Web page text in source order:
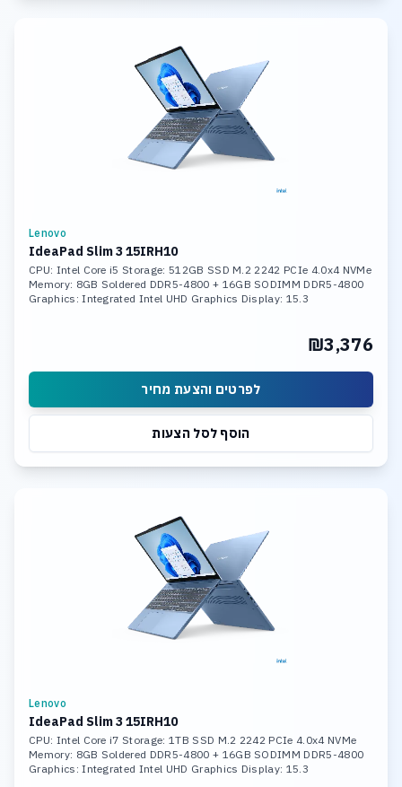
Lenovo
IdeaPad Slim 3 15IRH10
CPU: Intel Core i5 Storage: 512GB SSD M.2 2242 PCIe 4.0x4 NVMe
Memory: 8GB Soldered DDR5-4800 + 16GB SODIMM DDR5-4800
Graphics: Integrated Intel UHD Graphics Display: 15.3
₪3,376
לפרטים והצעת מחיר
הוסף לסל הצעות
Lenovo
IdeaPad Slim 3 15IRH10
CPU: Intel Core i7 Storage: 1TB SSD M.2 2242 PCIe 4.0x4 NVMe
Memory: 8GB Soldered DDR5-4800 + 16GB SODIMM DDR5-4800
Graphics: Integrated Intel UHD Graphics Display: 15.3